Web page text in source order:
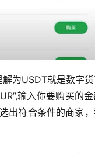
为USDT就是数字
输入你要购买的
出符合条件的商家